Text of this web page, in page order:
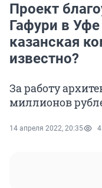
Проект
Гафури в Уфе
казанская
известно?
За работу
миллионов
14 апреля 2022, 20:35